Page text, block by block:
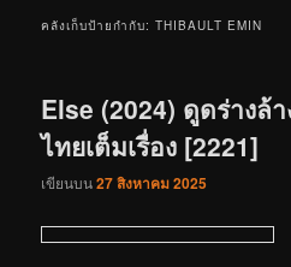
คลังเก็บป้ายกำกับ:THIBAULT EMIN
Else (2024) ดูดร่างล้
ไทยเต็มเรื่อง [2221]
เขียนบน27 สิงหาคม 2025